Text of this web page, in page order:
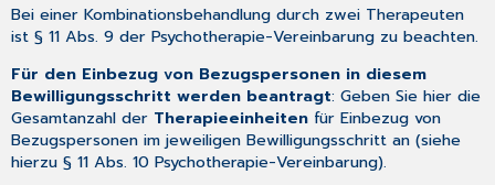
Bei einer Kombinationsbehandlung durch zwei Therapeuten
ist § 11 Abs. 9 der Psychotherapie-Vereinbarung zu beachten.
Für den Einbezug von Bezugspersonen in diesem
Bewilligungsschritt werden beantragt: Geben Sie hier die
Gesamtanzahl der Therapieeinheiten für Einbezug von
Bezugspersonen im jeweiligen Bewilligungsschritt an (siehe
hierzu § 11 Abs. 10 Psychotherapie-Vereinbarung).